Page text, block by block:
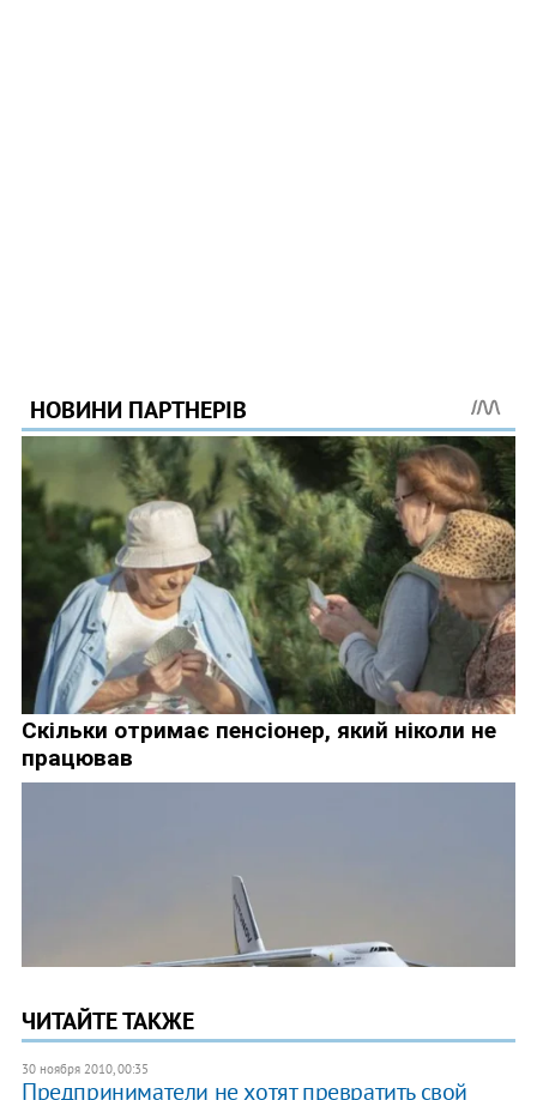
ЧИТАЙТЕ ТАКЖЕ
30 ноября 2010, 00:35
Предприниматели не хотят превратить свой